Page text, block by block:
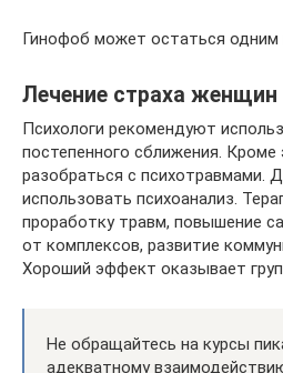
Гинофоб может остаться одним
Лечение страха женщин
Психологи рекомендуют
постепенного сближения. Кроме
разобраться с психотравмами.
использовать психоанализ.
проработку травм, повышение
от комплексов, развитие
Хороший эффект оказывает
Не обращайтесь на курсы
адекватному